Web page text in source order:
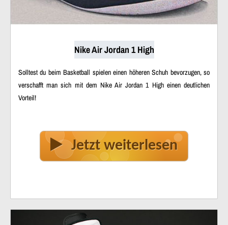
Nike Air Jordan 1 High
Solltest du beim Basketball spielen einen höheren Schuh bevorzugen, so
verschafft man sich mit dem Nike Air Jordan 1 High einen deutlichen
Vorteil!
Jetzt weiterlesen